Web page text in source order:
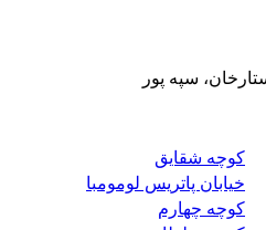
سپه پور
کوچه شقایق
خیابان پاتریس لومومبا
کوچه چهارم